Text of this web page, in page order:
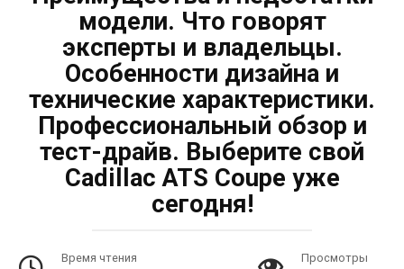
модели. Что говорят
эксперты и владельцы.
Особенности дизайна и
технические характеристики.
Профессиональный обзор и
тест-драйв. Выберите свой
Cadillac ATS Coupe уже
сегодня!
Время чтения Просмотры